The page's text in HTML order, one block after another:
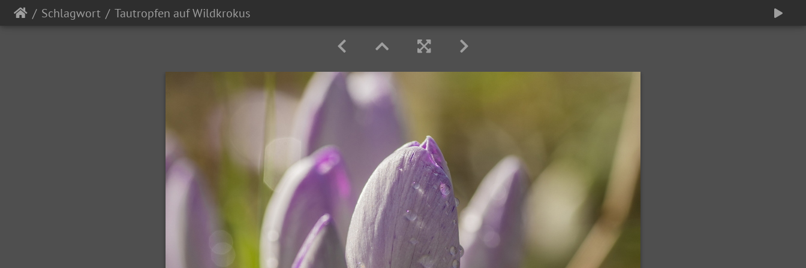
Schlagwort Tautropfen auf Wildkrokus